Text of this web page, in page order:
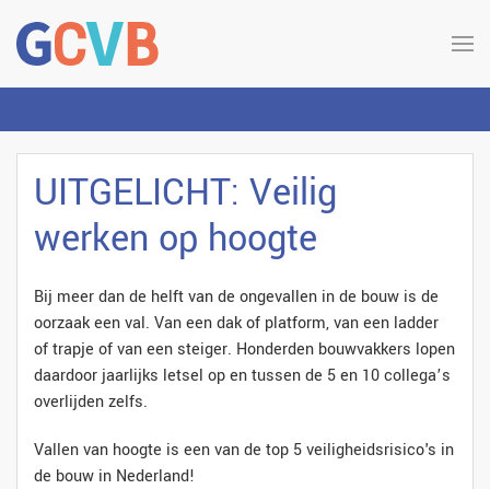
UITGELICHT: Veilig
werken op hoogte
Bij meer dan de helft van de ongevallen in de bouw is de
oorzaak een val. Van een dak of platform, van een ladder
of trapje of van een steiger. Honderden bouwvakkers lopen
daardoor jaarlijks letsel op en tussen de 5 en 10 collega’s
overlijden zelfs.
Vallen van hoogte is een van de top 5 veiligheidsrisico's in
de bouw in Nederland!